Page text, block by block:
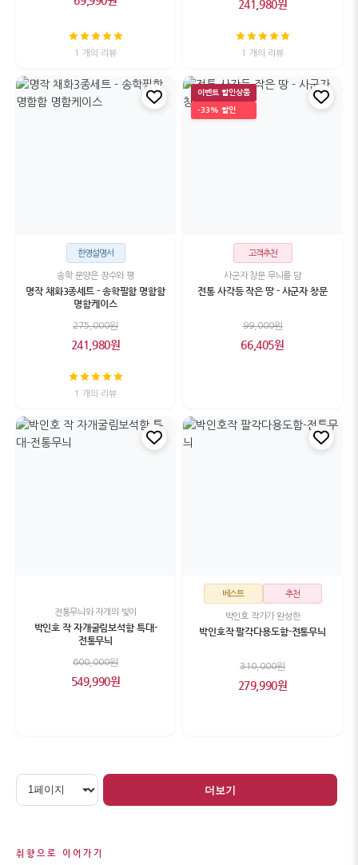
1 개의 리뷰
241,980원
1 개의 리뷰
한영설명서
송학 문양은 장수와 평
명작 채화3종세트 - 송학필함 명함함
명함케이스
275,000원
241,980원
1 개의 리뷰
이벤트 할인상품
-33% 할인
고객추천
사군자 창문 무늬를 담
전통 사각등 작은 땅 - 사군자 창문
99,000원
66,405원
전통무늬와 자개의 빛이
박인호 작 자개굴림보석함 특대-
전통무늬
600,000원
549,990원
베스트 추천
박인호 작가가 완성한
박인호작 팔각다용도함-전통무늬
310,000원
279,990원
더보기
취향으로 이어가기